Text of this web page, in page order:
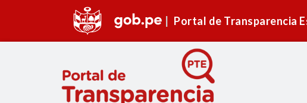
Portal de Transparencia